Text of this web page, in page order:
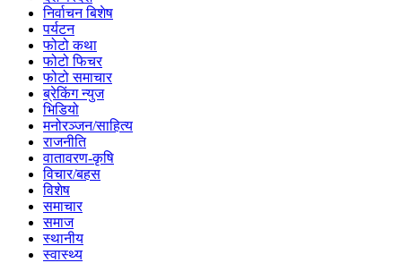
निर्वाचन बिशेष
पर्यटन
फोटो कथा
फोटो फिचर
फोटो समाचार
ब्रेकिंग न्युज
भिडियो
मनोरञ्जन/साहित्य
राजनीति
वातावरण-कृषि
विचार/बहस
विशेष
समाचार
समाज
स्थानीय
स्वास्थ्य